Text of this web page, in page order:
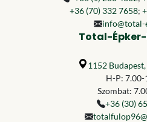
+36 (70) 332 7658;
info@total-
Total-
1152
H-P: 7.00-
Szombat:
+36 (30)